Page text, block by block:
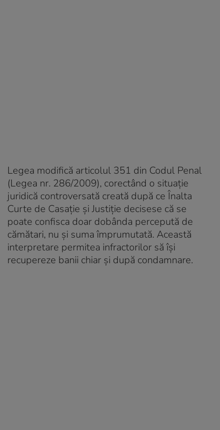
Legea modifică articolul 351 din Codul Penal
(Legea nr. 286/2009), corectând o situație
juridică controversată creată după ce Înalta
Curte de Casație și Justiție decisese că se
poate confisca doar dobânda percepută de
cămătari, nu și suma împrumutată. Această
interpretare permitea infractorilor să își
recupereze banii chiar și după condamnare.